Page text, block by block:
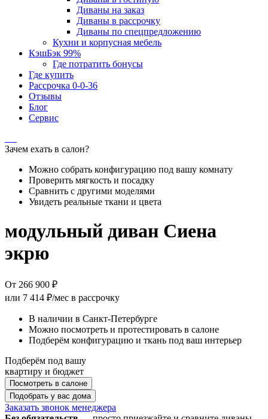
Диваны на заказ
Диваны в рассрочку
Диваны по спецпредложению
Кухни и корпусная мебель
КэшБэк 99%
Где потратить бонусы
Где купить
Рассрочка 0-0-36
Отзывы
Блог
Сервис
Зачем ехать в салон?
Можно собрать конфигурацию под вашу комнату
Проверить мягкость и посадку
Сравнить с другими моделями
Увидеть реальные ткани и цвета
модульный диван Сиена
экрю
От 266 900 ₽
или 7 414 ₽/мес в рассрочку
В наличии в Санкт-Петербурге
Можно посмотреть и протестировать в салоне
Подберём конфигурацию и ткань под ваш интерьер
Подберём под вашу
квартиру и бюджет
Посмотреть в салоне
Подобрать у вас дома
Заказать звонок менеджера